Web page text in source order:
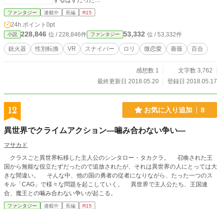
ファンタジー 連載中 長編 R15
24h.ポイント 0pt
小説 228,846 位 / 228,846件 ファンタジー 53,332 位 / 53,332件
銃火器 性別転換 VR スナイパー ロリ 微恋愛 薔薇 百合
感想数 1
文字数 3,762
最終更新日 2018.05.20
登録日 2018.05.17
12 お気に入り追加 8
異世界でクライムアクション―噛み合わない争い―
マサカド
クラスごと異世界転移した主人公のシンタロー・タカクラ。 召喚された王
国から無能な役立たずだったので追放されたが、それは異世界の人にとっては大
きな間違い。 そんな中、他の国の勇者の従者になりながら、たった一つのス
キル「CAG」で様々な問題を起こしていく。 異世界で主人公たち、王国連
合、魔王との噛み合わない争いが起こる。
ファンタジー 連載中 長編 R15